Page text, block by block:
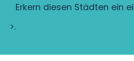
Erkern diesen Städten ein
>.